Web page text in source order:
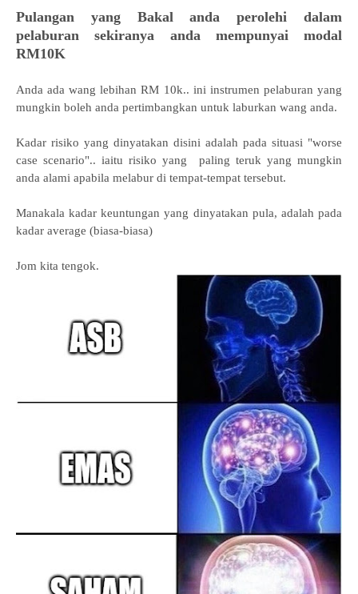
Pulangan yang Bakal anda perolehi dalam
pelaburan sekiranya anda mempunyai modal
RM10K
Anda ada wang lebihan RM 10k.. ini instrumen pelaburan yang
mungkin boleh anda pertimbangkan untuk laburkan wang anda.
Kadar risiko yang dinyatakan disini adalah pada situasi "worse
case scenario".. iaitu risiko yang paling teruk yang mungkin
anda alami apabila melabur di tempat-tempat tersebut.
Manakala kadar keuntungan yang dinyatakan pula, adalah pada
kadar average (biasa-biasa)
Jom kita tengok.